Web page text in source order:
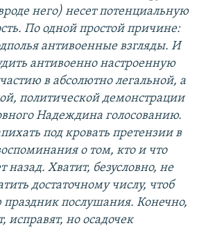
него) несет потенциальную
По одной простой причине:
антивоенные взгляды. И
антивоенно настроенную
в абсолютно легальной, а
политической демонстрации
Надеждина голосованию.
под кровать претензии в
о том, кто и что
назад. Хватит, безусловно, не
достаточному числу, чтоб
послушания. Конечно,
исправят, но осадочек